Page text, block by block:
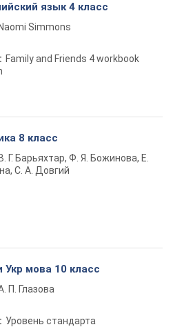
язык 4 класс
Naomi Simmons
Family and Friends 4 workbook
8 класс
В. Г. Барьяхтар, Ф. Я. Божинова, Е.
С. А. Довгий
Укр мова 10 класс
П. Глазова
Уровень стандарта